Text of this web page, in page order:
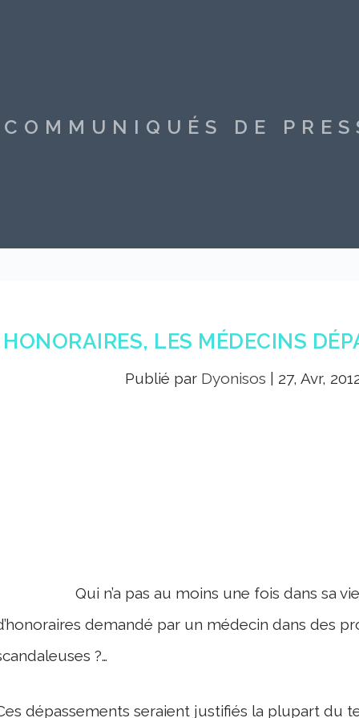
DE
HONORAIRES, LES MÉDECINS
Publié par Dyonisos 27, Avr,
n’a pas au moins une fois dans sa vie,
demandé par un médecin dans des
?…
dépassements seraient justifiés la plupart du